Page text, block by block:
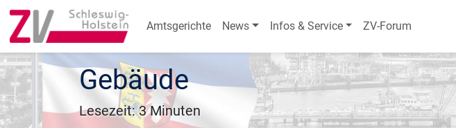
Amtsgerichte News Infos & Service ZV-Forum
Gebäude
Lesezeit: 3 Minuten